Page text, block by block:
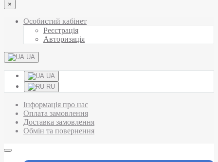
×
Особистий кабінет
Реєстрація
Авторизація
UA
UA
RU
Інформація про нас
Оплата замовлення
Доставка замовлення
Обмін та повернення